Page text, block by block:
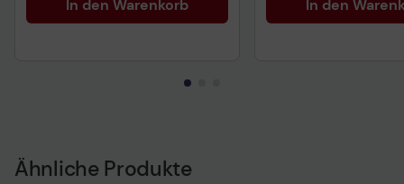
In den Warenkorb In den
Ähnliche Produkte